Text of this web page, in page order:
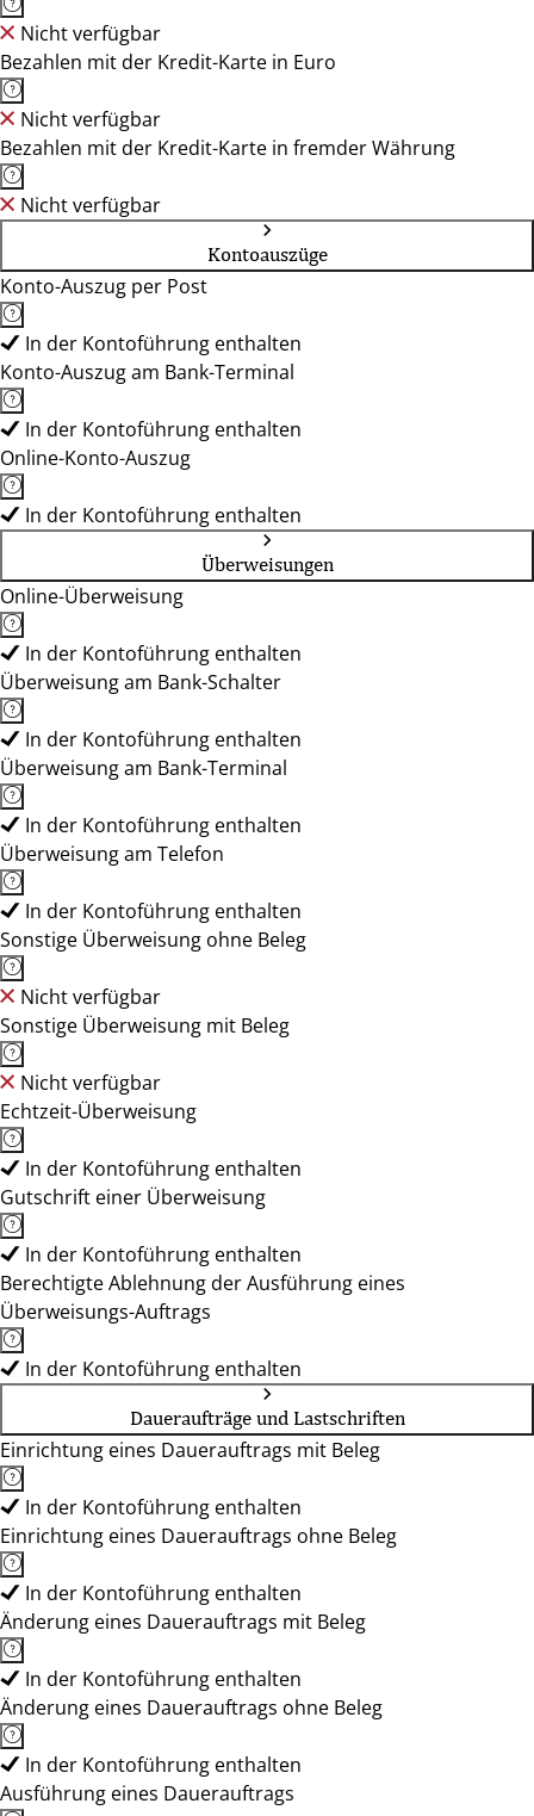
Nicht verfügbar
Bezahlen mit der Kredit-Karte in Euro
Nicht verfügbar
Bezahlen mit der Kredit-Karte in fremder Währung
Nicht verfügbar
Kontoauszüge
Konto-Auszug per Post
In der Kontoführung enthalten
Konto-Auszug am Bank-Terminal
In der Kontoführung enthalten
Online-Konto-Auszug
In der Kontoführung enthalten
Überweisungen
Online-Überweisung
In der Kontoführung enthalten
Überweisung am Bank-Schalter
In der Kontoführung enthalten
Überweisung am Bank-Terminal
In der Kontoführung enthalten
Überweisung am Telefon
In der Kontoführung enthalten
Sonstige Überweisung ohne Beleg
Nicht verfügbar
Sonstige Überweisung mit Beleg
Nicht verfügbar
Echtzeit-Überweisung
In der Kontoführung enthalten
Gutschrift einer Überweisung
In der Kontoführung enthalten
Berechtigte Ablehnung der Ausführung eines
Überweisungs-Auftrags
In der Kontoführung enthalten
Daueraufträge und Lastschriften
Einrichtung eines Dauerauftrags mit Beleg
In der Kontoführung enthalten
Einrichtung eines Dauerauftrags ohne Beleg
In der Kontoführung enthalten
Änderung eines Dauerauftrags mit Beleg
In der Kontoführung enthalten
Änderung eines Dauerauftrags ohne Beleg
In der Kontoführung enthalten
Ausführung eines Dauerauftrags